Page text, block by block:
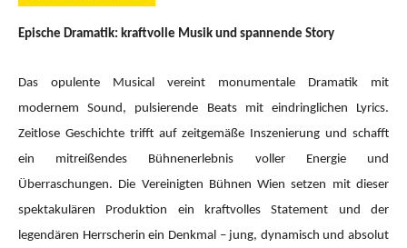
Epische Dramatik: kraftvolle Musik und spannende Story
Das opulente Musical vereint monumentale Dramatik mit
modernem Sound, pulsierende Beats mit eindringlichen Lyrics.
Zeitlose Geschichte trifft auf zeitgemäße Inszenierung und schafft
ein mitreißendes Bühnenerlebnis voller Energie und
Überraschungen. Die Vereinigten Bühnen Wien setzen mit dieser
spektakulären Produktion ein kraftvolles Statement und der
legendären Herrscherin ein Denkmal – jung, dynamisch und absolut